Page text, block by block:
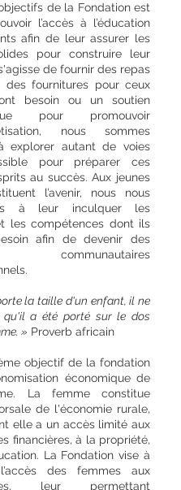
objectifs de la Fondation est
l’accès à l’éducation
afin de leur assurer les
pour construire leur
de fournir des repas
des fournitures pour ceux
besoin ou un soutien
pour promouvoir
nous sommes
explorer autant de voies
pour préparer ces
au succès. Aux jeunes
l’avenir, nous nous
à leur inculquer les
les compétences dont ils
afin de devenir des
communautaires
la taille d'un enfant, il ne
qu'il a été porté sur le dos
» Proverb africain
objectif de la fondation
économique de
La femme constitue
de l'économie rurale,
elle a un accès limité aux
financières, à la propriété,
La Fondation vise à
des femmes aux
leur permettant